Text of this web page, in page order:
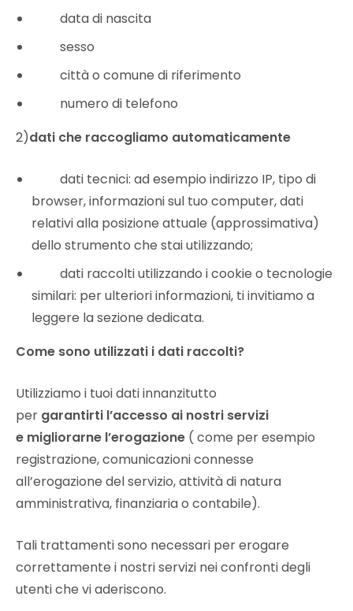
data di nascita
sesso
città o comune di riferimento
numero di telefono
2)dati che raccogliamo automaticamente
dati tecnici: ad esempio indirizzo IP, tipo di
browser, informazioni sul tuo computer, dati
relativi alla posizione attuale (approssimativa)
dello strumento che stai utilizzando;
dati raccolti utilizzando i cookie o tecnologie
similari: per ulteriori informazioni, ti invitiamo a
leggere la sezione dedicata.
Come sono utilizzati i dati raccolti?
Utilizziamo i tuoi dati innanzitutto
per garantirti l’accesso ai nostri servizi
e migliorarne l’erogazione ( come per esempio
registrazione, comunicazioni connesse
all’erogazione del servizio, attività di natura
amministrativa, finanziaria o contabile).
Tali trattamenti sono necessari per erogare
correttamente i nostri servizi nei confronti degli
utenti che vi aderiscono.